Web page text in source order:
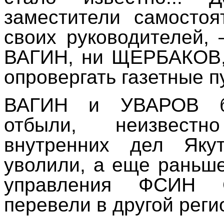
заместители
своих
ВАГИН, ни
опровергать газетные
ВАГИН и УВАРОВ
отбыли,
внутренних дел
уволили, а еще раньше
управления ФСИН
перевели в другой